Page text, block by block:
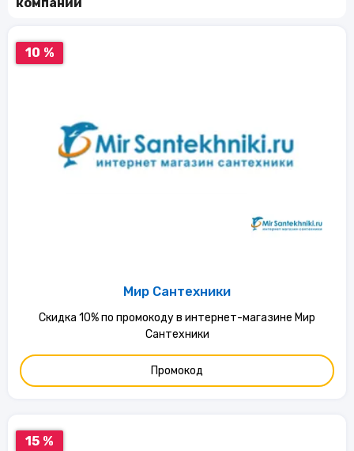
10 %
Мир Сантехники
Скидка 10% по промокоду в интернет-магазине Мир
Сантехники
Промокод
15 %